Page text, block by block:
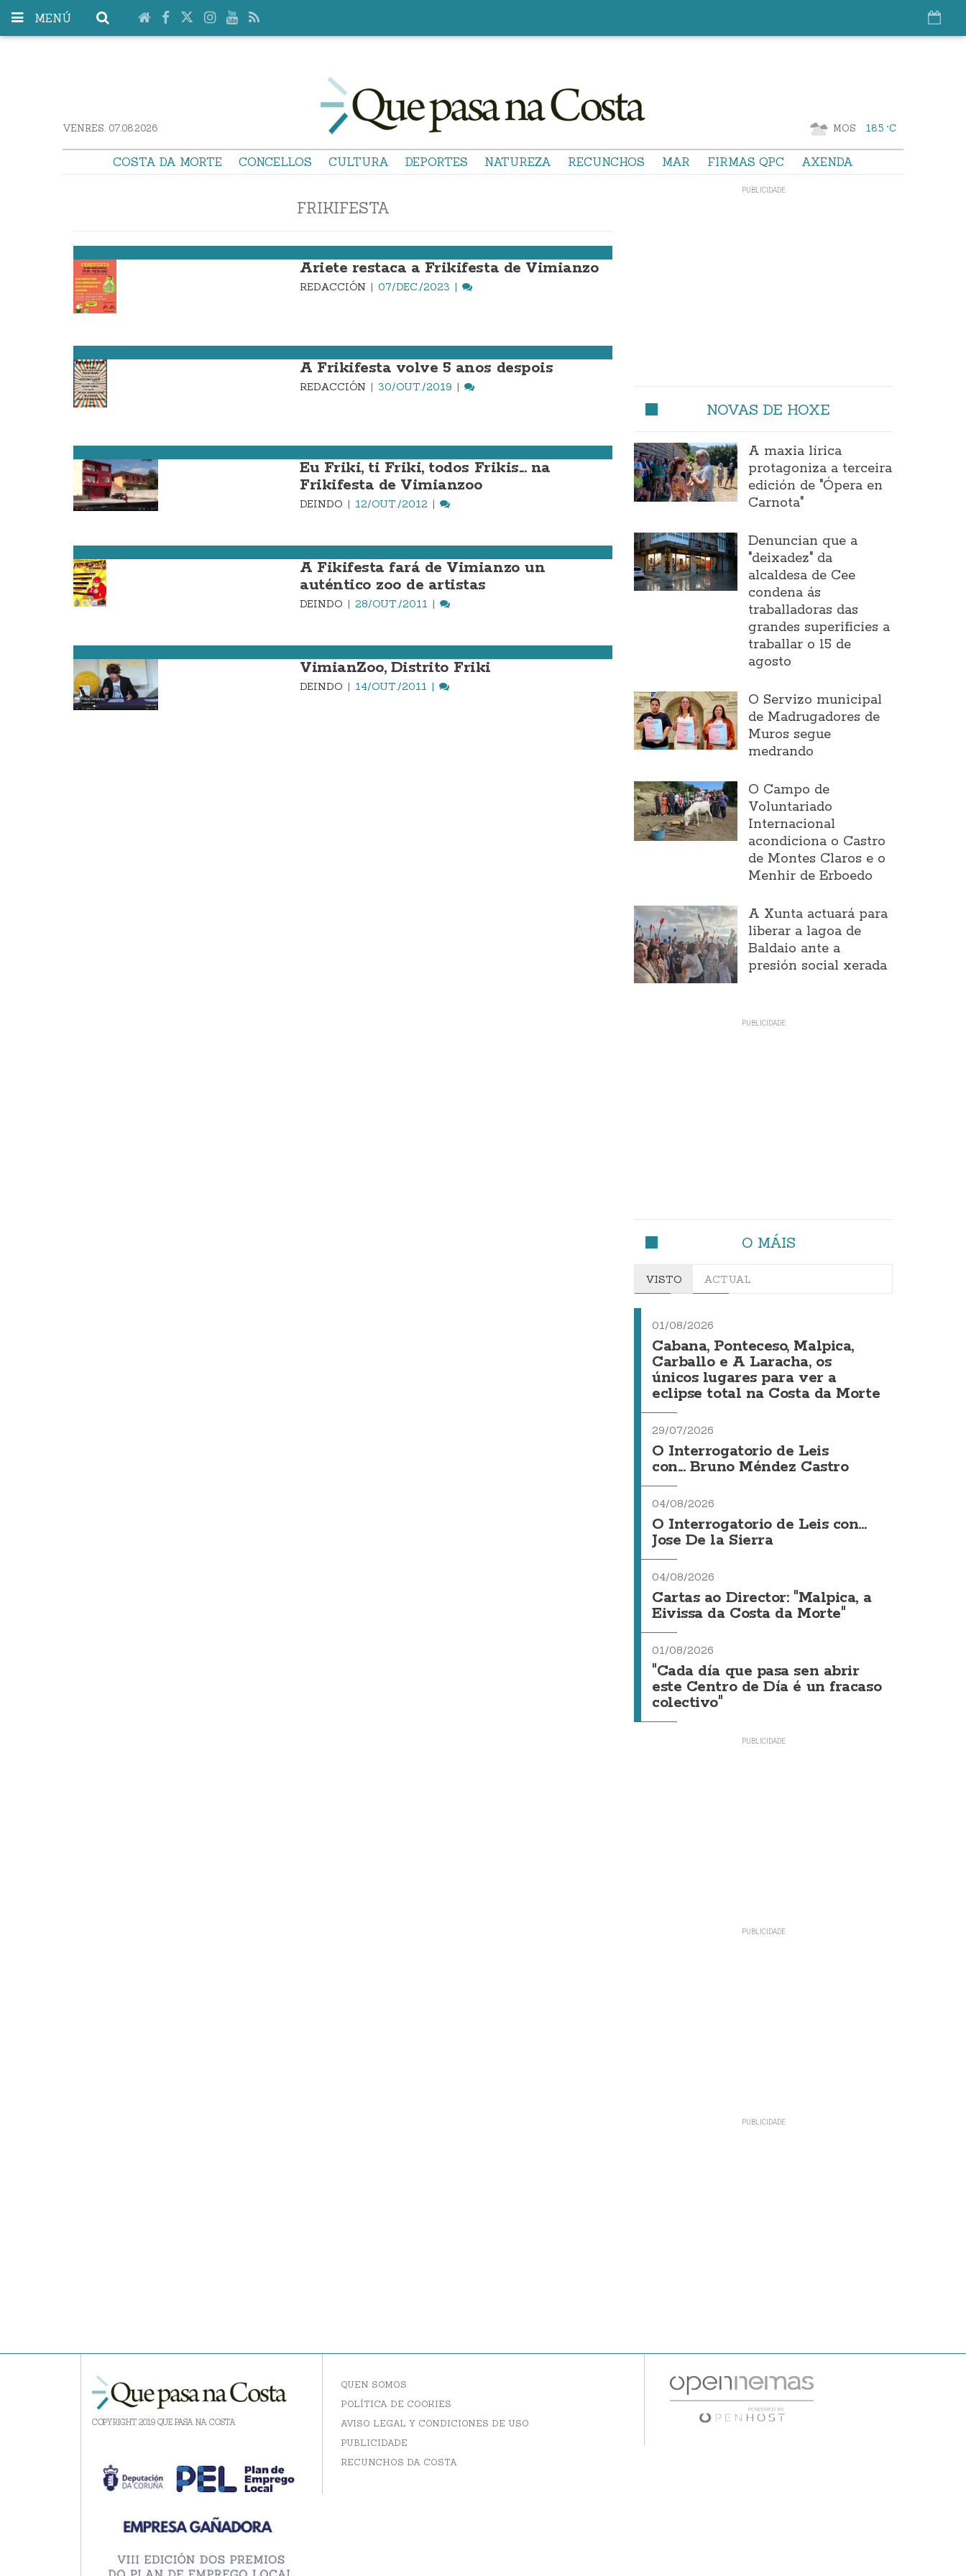
MENÚ
VENRES. 07.08.2026 MOS 18.5 °C
COSTA DA MORTE CONCELLOS CULTURA DEPORTES NATUREZA RECUNCHOS MAR FIRMAS QPC AXENDA
FRIKIFESTA
Ariete restaca a Frikifesta de Vimianzo
REDACCIÓN 07/DEC./2023
A Frikifesta volve 5 anos despois
REDACCIÓN 30/OUT./2019
Eu Friki, ti Friki, todos Frikis... na
Frikifesta de Vimianzoo
DEINDO 12/OUT./2012
A Fikifesta fará de Vimianzo un
auténtico zoo de artistas
DEINDO 28/OUT./2011
VimianZoo, Distrito Friki
DEINDO 14/OUT./2011
NOVAS DE HOXE
A maxia lírica
protagoniza a terceira
edición de "Ópera en
Carnota"
Denuncian que a
"deixadez" da
alcaldesa de Cee
condena ás
traballadoras das
grandes superificies a
traballar o 15 de
agosto
O Servizo municipal
de Madrugadores de
Muros segue
medrando
O Campo de
Voluntariado
Internacional
acondiciona o Castro
de Montes Claros e o
Menhir de Erboedo
A Xunta actuará para
liberar a lagoa de
Baldaio ante a
presión social xerada
O MÁIS
VISTO ACTUAL
01/08/2026
Cabana, Ponteceso, Malpica,
Carballo e A Laracha, os
únicos lugares para ver a
eclipse total na Costa da Morte
29/07/2026
O Interrogatorio de Leis
con... Bruno Méndez Castro
04/08/2026
O Interrogatorio de Leis con...
Jose De la Sierra
04/08/2026
Cartas ao Director: "Malpica, a
Eivissa da Costa da Morte"
01/08/2026
"Cada día que pasa sen abrir
este Centro de Día é un fracaso
colectivo"
COPYRIGHT 2019 QUE PASA NA COSTA
QUEN SOMOS
POLÍTICA DE COOKIES
AVISO LEGAL Y CONDICIONES DE USO
PUBLICIDADE
RECUNCHOS DA COSTA